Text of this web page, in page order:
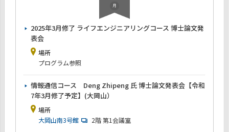
月
2025年3月修了 ライフエンジニアリングコース 博士論文発
表会
場所
プログラム参照
情報通信コース Deng Zhipeng 氏 博士論文発表会【令和
7年3月修了予定】(大岡山）
場所
大岡山南3号館
2階 第1会議室